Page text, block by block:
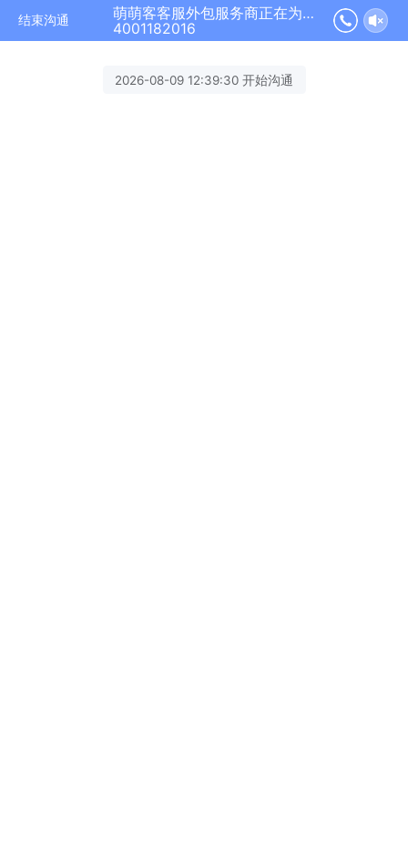
结束沟通
萌萌客客服外包服务商正在为您服务
4001182016
2026-08-09 12:39:30 开始沟通